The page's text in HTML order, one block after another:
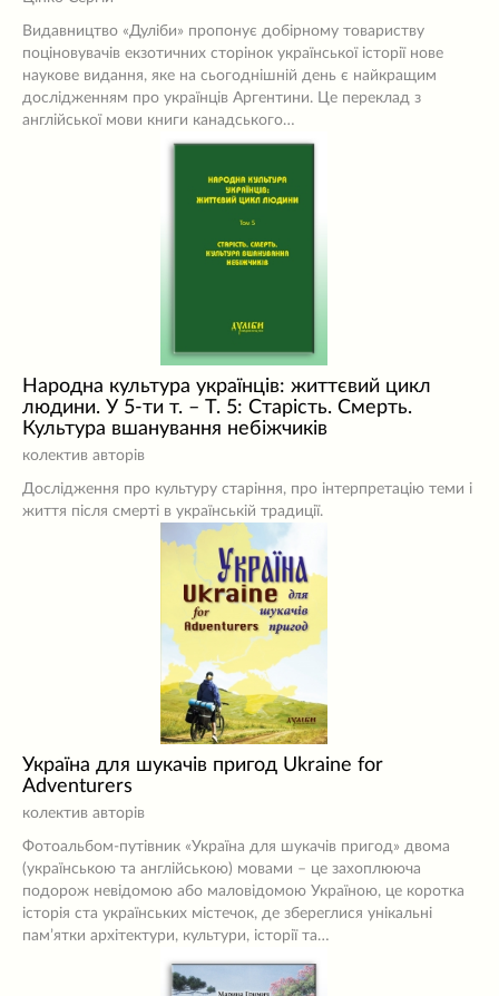
Видавництво «Дуліби» пропонує добірному товариству
поціновувачів екзотичних сторінок української історії нове
наукове видання, яке на сьогоднішній день є найкращим
дослідженням про українців Аргентини. Це переклад з
англійської мови книги канадського…
Народна культура українців: життєвий цикл
людини. У 5-ти т. – Т. 5: Старість. Смерть.
Культура вшанування небіжчиків
колектив авторів
Дослідження про культуру старіння, про інтерпретацію теми і
життя після смерті в українській традиції.
Україна для шукачів пригод Ukraine for
Adventurers
колектив авторів
Фотоальбом-путівник «Україна для шукачів пригод» двома
(українською та англійською) мовами – це захоплююча
подорож невідомою або маловідомою Україною, це коротка
історія ста українських містечок, де збереглися унікальні
пам’ятки архітектури, культури, історії та…